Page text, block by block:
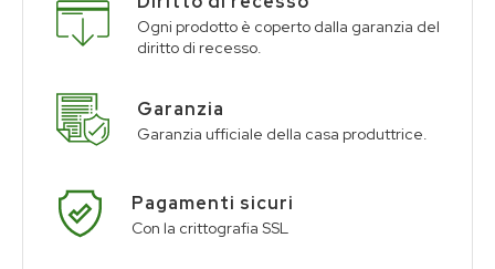
Ogni prodotto è coperto dalla garanzia del
diritto di recesso.
Garanzia
Garanzia ufficiale della casa produttrice.
Pagamenti sicuri
Con la crittografia SSL